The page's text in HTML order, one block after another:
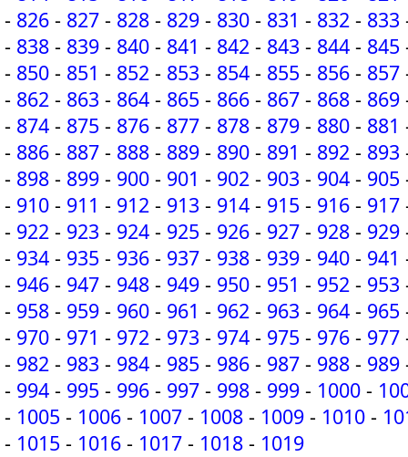
- 826 - 827 - 828 - 829 - 830 - 831 - 832 - 833
- 838 - 839 - 840 - 841 - 842 - 843 - 844 - 845
- 850 - 851 - 852 - 853 - 854 - 855 - 856 - 857
- 862 - 863 - 864 - 865 - 866 - 867 - 868 - 869
- 874 - 875 - 876 - 877 - 878 - 879 - 880 - 881
- 886 - 887 - 888 - 889 - 890 - 891 - 892 - 893
- 898 - 899 - 900 - 901 - 902 - 903 - 904 - 905
- 910 - 911 - 912 - 913 - 914 - 915 - 916 - 917
- 922 - 923 - 924 - 925 - 926 - 927 - 928 - 929
- 934 - 935 - 936 - 937 - 938 - 939 - 940 - 941
- 946 - 947 - 948 - 949 - 950 - 951 - 952 - 953
- 958 - 959 - 960 - 961 - 962 - 963 - 964 - 965
- 970 - 971 - 972 - 973 - 974 - 975 - 976 - 977
- 982 - 983 - 984 - 985 - 986 - 987 - 988 - 989
- 994 - 995 - 996 - 997 - 998 - 999 - 1000 -
- 1005 - 1006 - 1007 - 1008 - 1009 - 1010 -
- 1015 - 1016 - 1017 - 1018 - 1019